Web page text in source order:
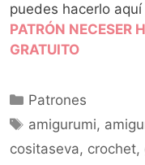
puedes hacerlo
PATRÓN NECESER
GRATUITO
Patrones
amigurumi,
cositaseva, crochet,